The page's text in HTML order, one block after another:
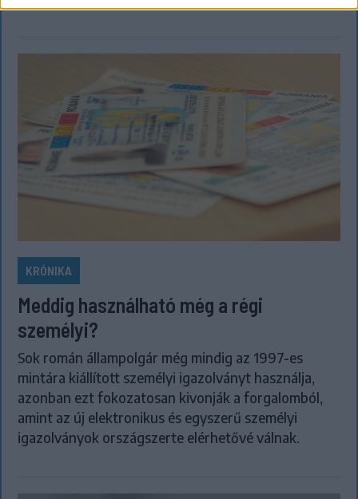
KRÓNIKA
Meddig használható még a régi
személyi?
Sok román állampolgár még mindig az 1997-es
mintára kiállított személyi igazolványt használja,
azonban ezt fokozatosan kivonják a forgalomból,
amint az új elektronikus és egyszerű személyi
igazolványok országszerte elérhetővé válnak.